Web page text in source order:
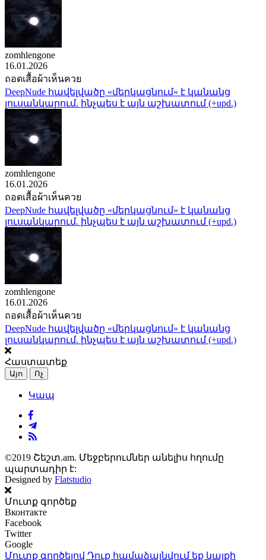
zomhlengone
16.01.2026
ถอดเสื้อผ้าเห็นควย
DeepNude հավելվածը «մերկացնում» է կանանց
լուսանկարում. ինչպես է այն աշխատում (+upd.)
zomhlengone
16.01.2026
ถอดเสื้อผ้าเห็นควย
DeepNude հավելվածը «մերկացնում» է կանանց
լուսանկարում. ինչպես է այն աշխատում (+upd.)
zomhlengone
16.01.2026
ถอดเสื้อผ้าเห็นควย
DeepNude հավելվածը «մերկացնում» է կանանց
լուսանկարում. ինչպես է այն աշխատում (+upd.)
Հաստատեք
Այո Ոչ
Կապ
©2019 Շեշտ.am. Մեջբերումներ անելիս հղումը
պարտադիր է:
Designed by Flatstudio
Մուտք գործեք
Вконтакте
Facebook
Twitter
Google
Մուտք գործելով Դուք համաձայնվում եք կայքի